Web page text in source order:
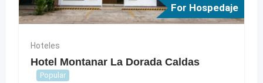
For Hospedaje
Hoteles
Hotel Montanar La Dorada Caldas
Popular